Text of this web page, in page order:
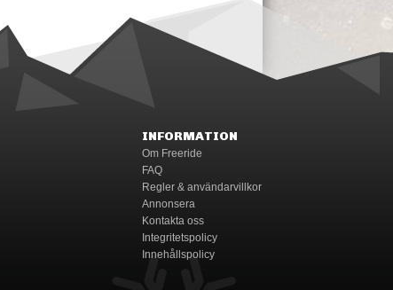
INFORMATION
Om Freeride
FAQ
Regler & användarvillkor
Annonsera
Kontakta oss
Integritetspolicy
Innehållspolicy